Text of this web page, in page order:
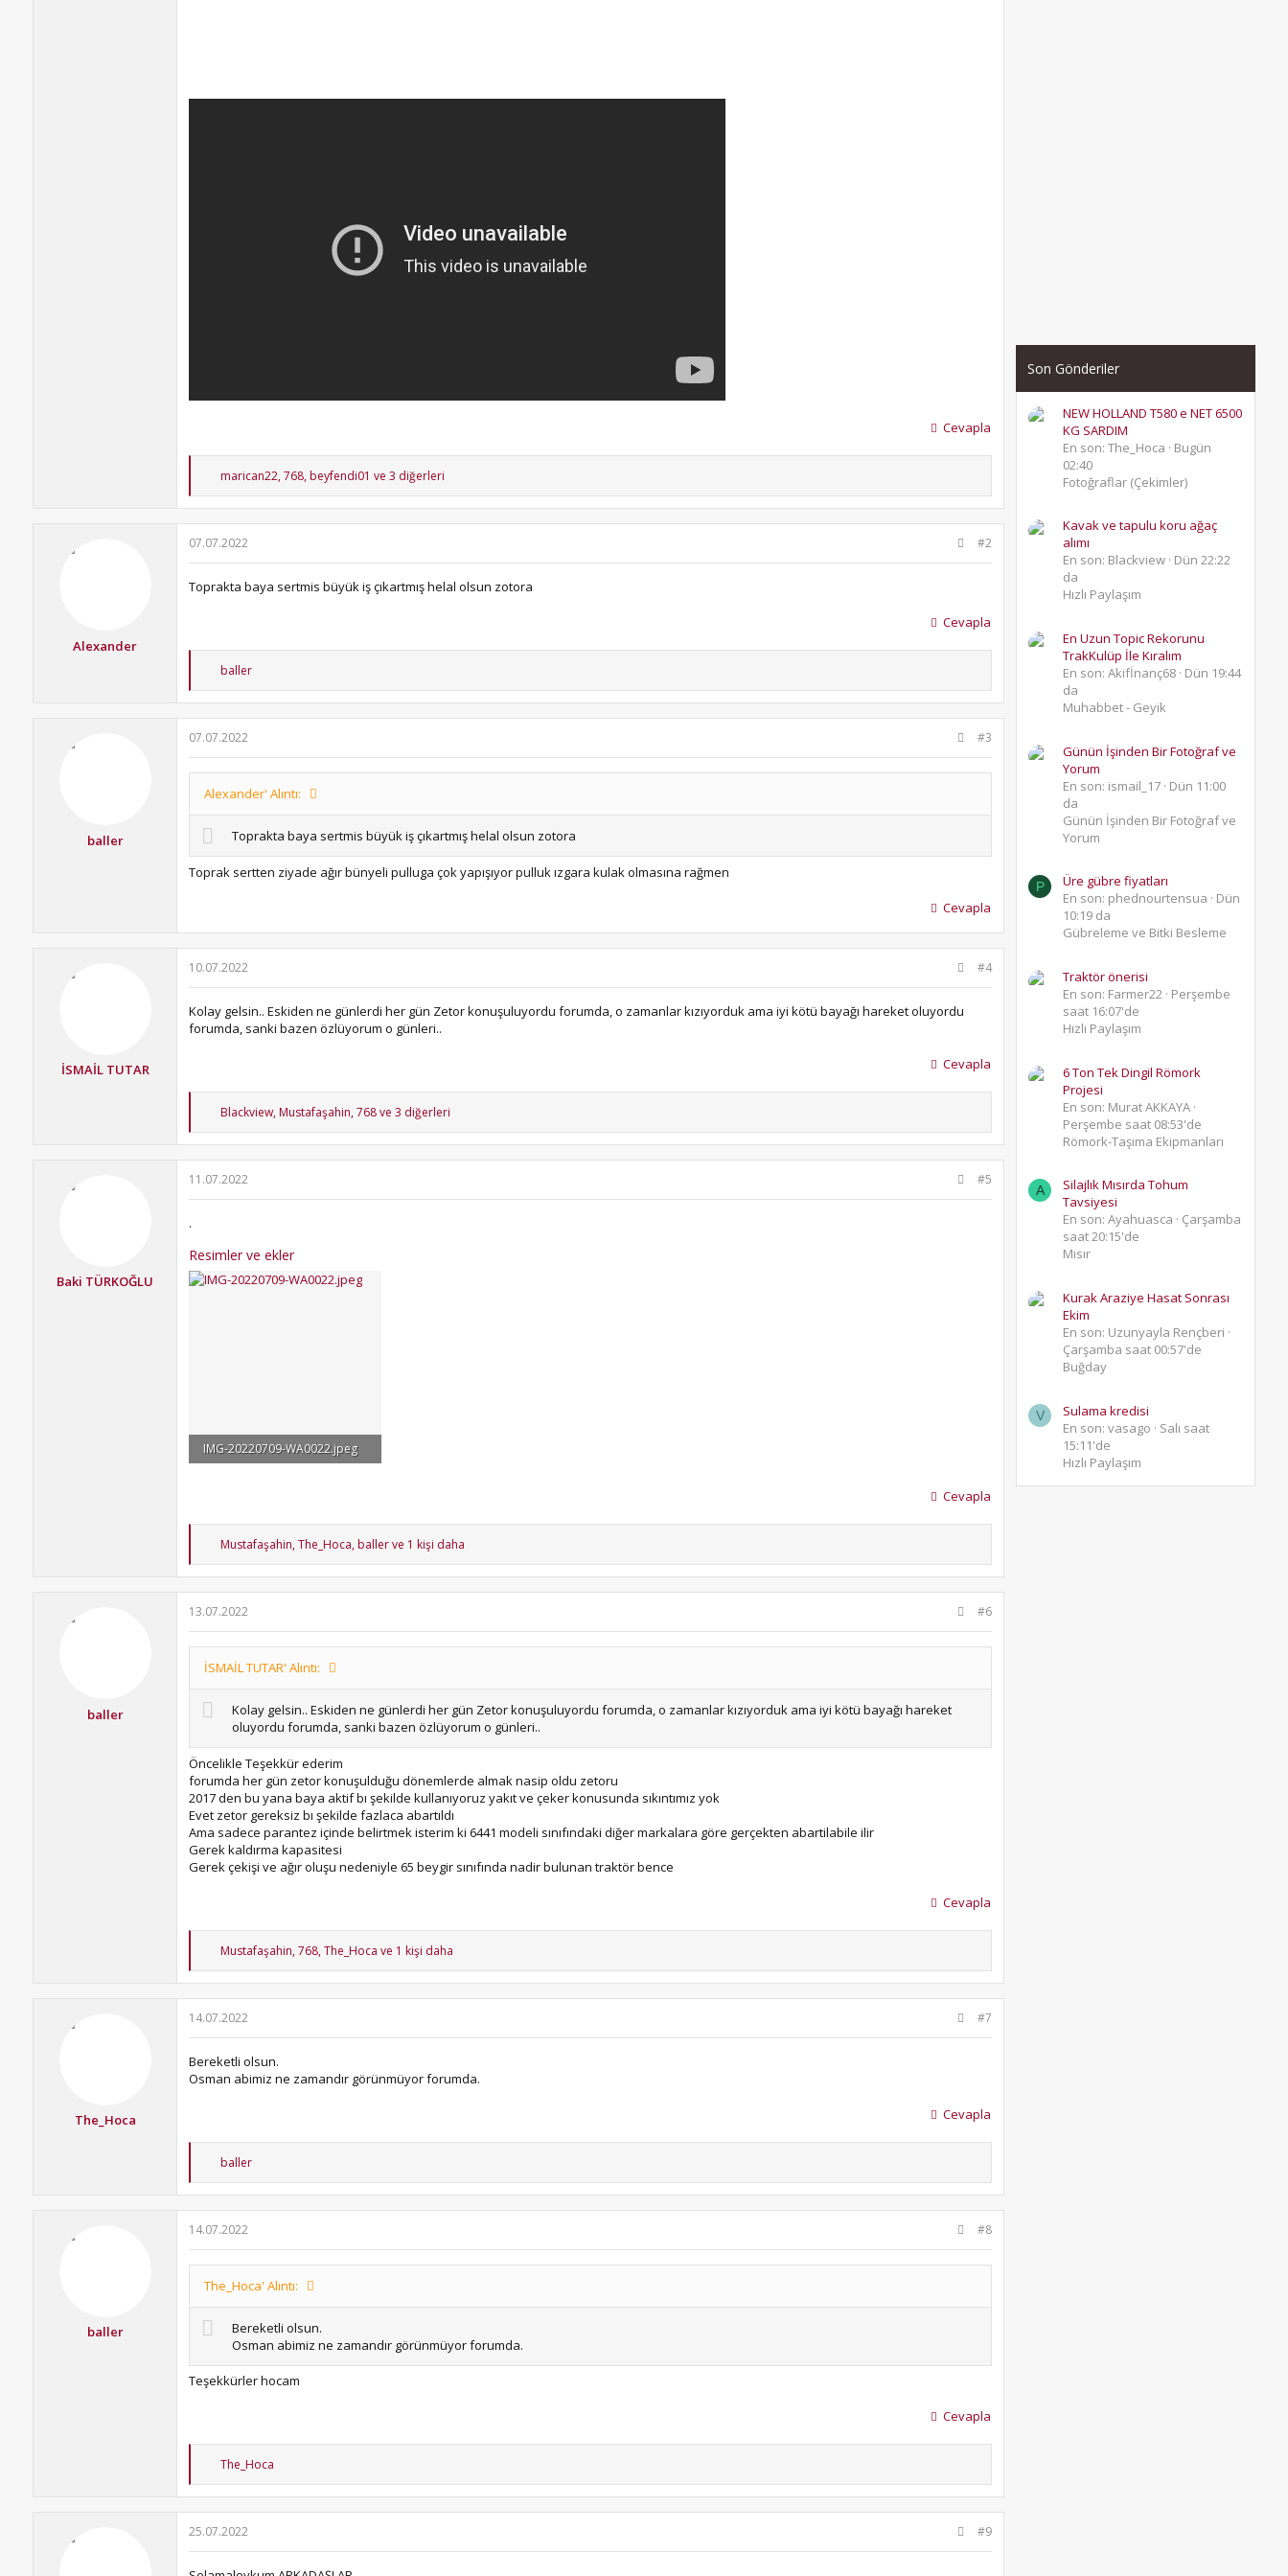
Cevapla
T
p
l
e
r
:
marican22,768,beyfendi01 ve 3 diğerleri
Alexander
07.07.2022 #2
Toprakta baya sertmis büyük iş çıkartmış helal olsun zotora
Cevapla
T
p
l
e
r
:
baller
baller
07.07.2022 #3
Alexander' Alıntı:
Toprakta baya sertmis büyük iş çıkartmış helal olsun zotora
Toprak sertten ziyade ağır bünyeli pulluga çok yapışıyor pulluk ızgara kulak olmasına rağmen
Cevapla
İSMAİL TUTAR
10.07.2022 #4
Kolay gelsin.. Eskiden ne günlerdi her gün Zetor konuşuluyordu forumda, o zamanlar kızıyorduk ama iyi kötü bayağı hareket oluyordu
forumda, sanki bazen özlüyorum o günleri..
Cevapla
T
p
l
e
Blackview,Mustafaşahin,768ve 3 diğerleri
Baki TÜRKOĞLU
11.07.2022 #5
.
Resimler ve ekler
IMG-20220709-WA0022.jpeg
Cevapla
T
p
l
e
r
:
Mustafaşahin,The_Hoca,ballerve 1 kişi daha
baller
13.07.2022 #6
İSMAİL TUTAR' Alıntı:
Kolay gelsin.. Eskiden ne günlerdi her gün Zetor konuşuluyordu forumda, o zamanlar kızıyorduk ama iyi kötü bayağı hareket
oluyordu forumda, sanki bazen özlüyorum o günleri..
Öncelikle Teşekkür ederim
forumda her gün zetor konuşulduğu dönemlerde almak nasip oldu zetoru
2017 den bu yana baya aktif bı şekilde kullanıyoruz yakıt ve çeker konusunda sıkıntımız yok
Evet zetor gereksiz bı şekilde fazlaca abartıldı
Ama sadece parantez içinde belirtmek isterim ki 6441 modeli sınıfındaki diğer markalara göre gerçekten abartilabile ilir
Gerek kaldırma kapasitesi
Gerek çekişi ve ağır oluşu nedeniyle 65 beygir sınıfında nadir bulunan traktör bence
Cevapla
T
p
l
e
r
:
Mustafaşahin,768,The_Hoca ve 1 kişi daha
The_Hoca
14.07.2022 #7
Bereketli olsun.
Osman abimiz ne zamandır görünmüyor forumda.
Cevapla
T
p
l
e
r
:
baller
baller
14.07.2022 #8
The_Hoca' Alıntı:
Bereketli olsun.
Osman abimiz ne zamandır görünmüyor forumda.
Teşekkürler hocam
Cevapla
T
p
l
e
r
The_Hoca
25.07.2022 #9
Son Gönderiler
NEW HOLLAND T580 e NET 6500
KG SARDIM
En son: The_Hoca
Bugün
02:40
Fotoğraflar (Çekimler)
Kavak ve tapulu koru ağaç
alımı
En son: Blackview Dün 22:22
da
Hızlı Paylaşım
En Uzun Topic Rekorunu
TrakKulüp İle Kıralım
En son: Akifİnanç68 Dün 19:44
da
Muhabbet - Geyik
Günün İşinden Bir Fotoğraf ve
Yorum
En son: ismail_17 Dün 11:00
da
Günün İşinden Bir Fotoğraf ve
Yorum
P
Üre gübre fiyatları
En son: phednourtensua
Dün
10:19 da
Gübreleme ve Bitki Besleme
Traktör önerisi
En son: Farmer22 Perşembe
saat 16:07'de
Hızlı Paylaşım
6 Ton Tek Dingil Römork
Projesi
En son: Murat AKKAYA
Perşembe saat 08:53'de
Römork-Taşıma Ekipmanları
A
Silajlık Mısırda Tohum
Tavsiyesi
En son: Ayahuasca
Çarşamba
saat 20:15'de
Mısır
Kurak Araziye Hasat Sonrası
Ekim
En son: Uzunyayla Rençberi
Çarşamba saat 00:57'de
Buğday
V
Sulama kredisi
En son: vasago
Salı saat
15:11'de
Hızlı Paylaşım